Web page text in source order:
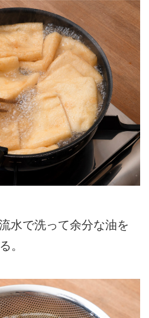
水で洗って余分な油を
。